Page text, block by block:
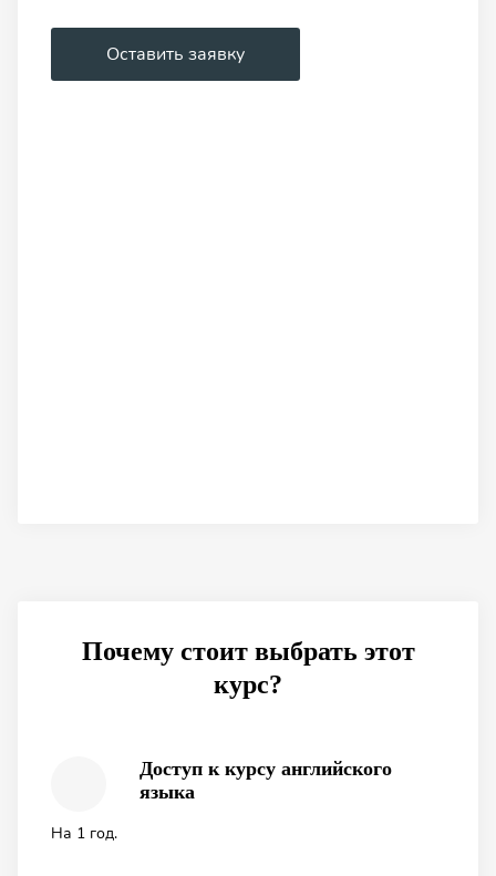
Оставить заявку
Почему стоит выбрать этот
курс?
Доступ к курсу английского
языка
На 1 год.